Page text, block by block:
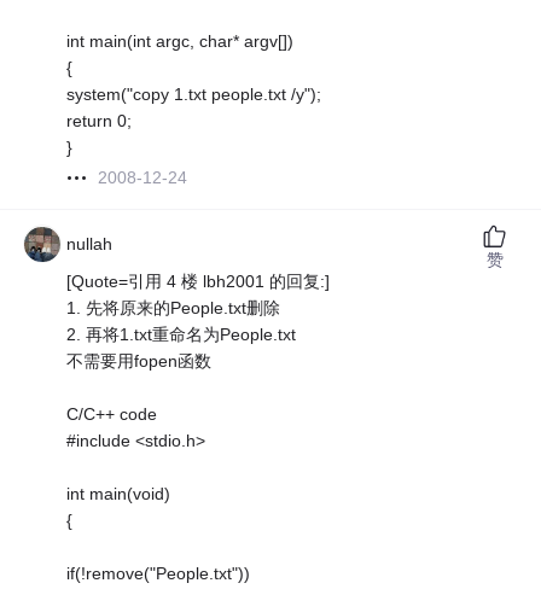
int main(int argc, char* argv[])
{
system("copy 1.txt people.txt /y");
return 0;
}
2008-12-24
nullah
[Quote=引用 4 楼 lbh2001 的回复:]
1. 先将原来的People.txt删除
2. 再将1.txt重命名为People.txt
不需要用fopen函数
C/C++ code
#include <stdio.h>
int main(void)
{
if(!remove("People.txt"))
赞